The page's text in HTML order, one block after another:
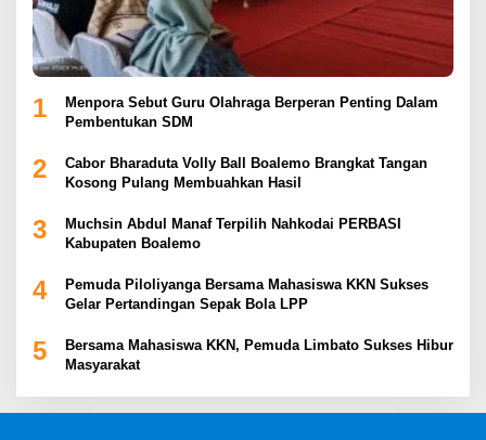
1
Menpora Sebut Guru Olahraga Berperan Penting Dalam
Pembentukan SDM
2
Cabor Bharaduta Volly Ball Boalemo Brangkat Tangan
Kosong Pulang Membuahkan Hasil
3
Muchsin Abdul Manaf Terpilih Nahkodai PERBASI
Kabupaten Boalemo
4
Pemuda Piloliyanga Bersama Mahasiswa KKN Sukses
Gelar Pertandingan Sepak Bola LPP
5
Bersama Mahasiswa KKN, Pemuda Limbato Sukses Hibur
Masyarakat